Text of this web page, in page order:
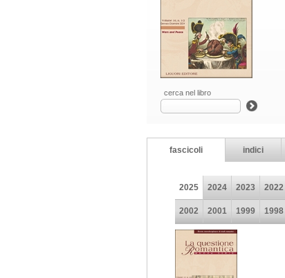
cerca nel libro
fascicoli indici
2025 2024 2023 2022
2002 2001 1999 1998